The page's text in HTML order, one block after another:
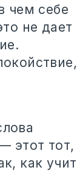
чем себе
не дает
этот тот,
как учит